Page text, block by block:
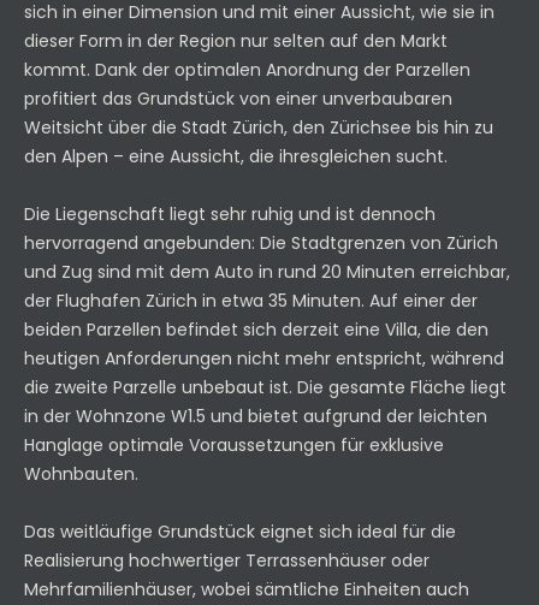
sich in einer Dimension und mit einer Aussicht, wie sie in
dieser Form in der Region nur selten auf den Markt
kommt. Dank der optimalen Anordnung der Parzellen
profitiert das Grundstück von einer unverbaubaren
Weitsicht über die Stadt Zürich, den Zürichsee bis hin zu
den Alpen – eine Aussicht, die ihresgleichen sucht.
Die Liegenschaft liegt sehr ruhig und ist dennoch
hervorragend angebunden: Die Stadtgrenzen von Zürich
und Zug sind mit dem Auto in rund 20 Minuten erreichbar,
der Flughafen Zürich in etwa 35 Minuten. Auf einer der
beiden Parzellen befindet sich derzeit eine Villa, die den
heutigen Anforderungen nicht mehr entspricht, während
die zweite Parzelle unbebaut ist. Die gesamte Fläche liegt
in der Wohnzone W1.5 und bietet aufgrund der leichten
Hanglage optimale Voraussetzungen für exklusive
Wohnbauten.
Das weitläufige Grundstück eignet sich ideal für die
Realisierung hochwertiger Terrassenhäuser oder
Mehrfamilienhäuser, wobei sämtliche Einheiten auch